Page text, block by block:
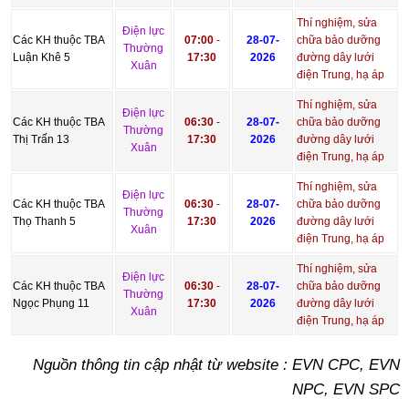
Các KH thuộc TBA
Luận Khê 5
Điện lực
Thường
Xuân
07:00-
17:30
28-07-
2026
Thí nghiệm, sửa
chữa bảo dưỡng
đường dây lưới
điện Trung, hạ áp
Các KH thuộc TBA
Thị Trấn 13
Điện lực
Thường
Xuân
06:30-
17:30
28-07-
2026
Thí nghiệm, sửa
chữa bảo dưỡng
đường dây lưới
điện Trung, hạ áp
Các KH thuộc TBA
Thọ Thanh 5
Điện lực
Thường
Xuân
06:30-
17:30
28-07-
2026
Thí nghiệm, sửa
chữa bảo dưỡng
đường dây lưới
điện Trung, hạ áp
Các KH thuộc TBA
Ngọc Phụng 11
Điện lực
Thường
Xuân
06:30-
17:30
28-07-
2026
Thí nghiệm, sửa
chữa bảo dưỡng
đường dây lưới
điện Trung, hạ áp
Nguồn thông tin cập nhật từ website : EVN CPC, EVN
NPC, EVN SPC